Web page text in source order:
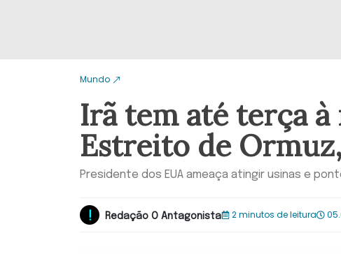
Mundo
Irã tem até terça
Estreito de
Presidente dos EUA ameaça atingir usinas e
Redação O Antagonista 2 minutos de leitura